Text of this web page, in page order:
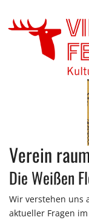
Verein
Die Weißen
Wir verstehen uns
aktueller Fragen